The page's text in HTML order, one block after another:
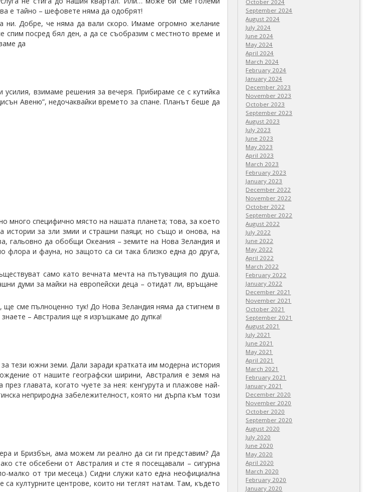
е тайно – шефовете няма да одобрят!
ни. Добре, че няма да вали скоро. Имаме огромно желание
спим посред бял ден, а да се съобразим с местното време и
да
взимаме решения за вечеря. Прибираме се с кутийка
Авеню”, недочаквайки времето за спане. Планът беше да
много специфично място на нашата планета; това, за което
истории за зли змии и страшни паяци; но също и онова, на
гальовно да обобщи Океания – земите на Нова Зеландия и
флора и фауна, но защото са си така близко една до друга,
само като вечната мечта на пътуващия по душа.
думи за майки на европейски деца – отидат ли, връщане
сме пълноценно тук! До Нова Зеландия няма да стигнем в
– Австралия ще я изръшкаме до дупка!
тези южни земи. Дали заради кратката им модерна история
от нашите географски ширини, Австралия е земя на
главата, когато чуете за нея: кенгурута и плажове най-
неприродна забележителност, която ни дърпа към този
и Бризбън, ама можем ли реално да си ги представим? Да
сте обсебени от Австралия и сте я посещавали – сигурна
малко от три месеца.) Сидни служи като една неофициална
културните центрове, които ни теглят натам. Там, където
October 2024
September 2024
August 2024
July 2024
June 2024
May 2024
April 2024
March 2024
February 2024
January 2024
December 2023
November 2023
October 2023
September 2023
August 2023
July 2023
June 2023
May 2023
April 2023
March 2023
February 2023
January 2023
December 2022
November 2022
October 2022
September 2022
August 2022
July 2022
June 2022
May 2022
April 2022
March 2022
February 2022
January 2022
December 2021
November 2021
October 2021
September 2021
August 2021
July 2021
June 2021
May 2021
April 2021
March 2021
February 2021
January 2021
December 2020
November 2020
October 2020
September 2020
August 2020
July 2020
June 2020
May 2020
April 2020
March 2020
February 2020
January 2020